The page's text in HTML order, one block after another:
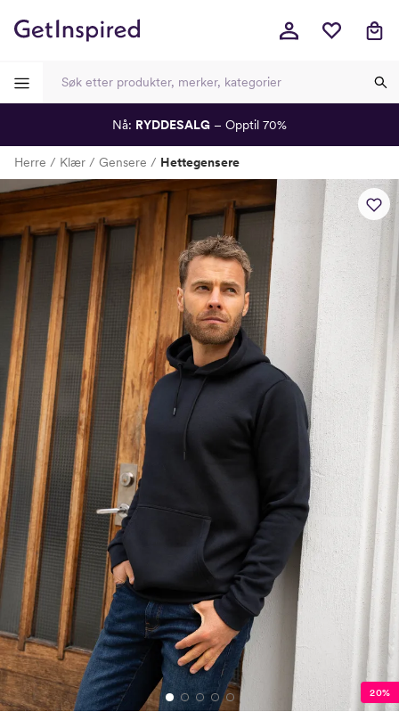
Lagt i kurven, utmerket valg! Til kassen
Herre Klær Gensere Hettegensere
20%
Nå: RYDDESALG – Opptil 70%
-
-
-
-